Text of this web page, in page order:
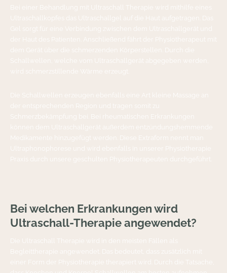
Bei einer Behandlung mit Ultraschall Therapie wird mithilfe eines
Gel sorgt für eine Verbindung zwischen dem Ultraschallgerät und
der Haut des Patienten. Anschließend fährt der Physiotherapeut mit
Schallwellen, welche vom Ultraschallgerät abgegeben werden,
wird schmerzstillende Wärme erzeugt.
Die Schallwellen erzeugen ebenfalls eine Art kleine Massage an
Schmerzbekämpfung bei. Bei rheumatischen Erkrankungen
können dem Ultraschallgerät außerdem entzündungshemmende
Medikamente hinzugefügt werden. Diese Extraform nennt man
Bei welchen Erkrankungen wird
Ultraschall-Therapie angewendet?
Die Ultraschall Therapie wird in den meisten Fällen als
Begleittherapie angewendet. Das bedeutet, dass zusätzlich mit
einer Form der Physiotherapie therapiert wird. Durch die Tatsache,